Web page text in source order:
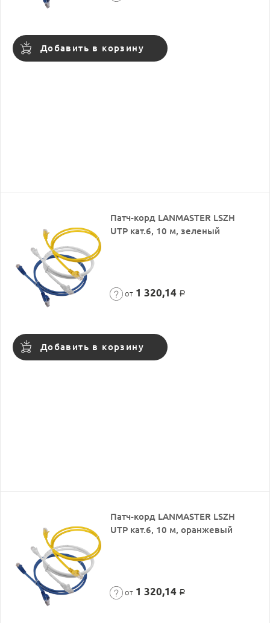
Добавить в корзину
Патч-корд LANMASTER LSZH
UTP кат.6, 10 м, зеленый
от 1 320,14 Р
Добавить в корзину
Патч-корд LANMASTER LSZH
UTP кат.6, 10 м, оранжевый
от 1 320,14 Р